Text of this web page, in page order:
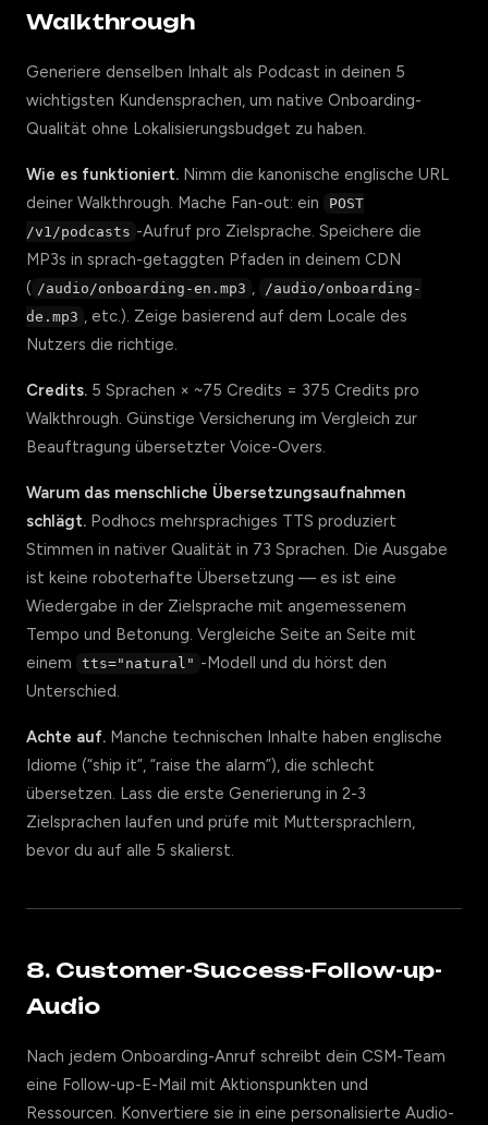
Walkthrough
Generiere denselben Inhalt als Podcast in deinen 5
wichtigsten Kundensprachen, um native Onboarding-
Qualität ohne Lokalisierungsbudget zu haben.
Wie es funktioniert. Nimm die kanonische englische URL
deiner Walkthrough. Mache Fan-out: ein
POST
/v1/podcasts -Aufruf pro Zielsprache. Speichere die
MP3s in sprach-getaggten Pfaden in deinem CDN
( /audio/onboarding-en.mp3 ,
/audio/onboarding-
de.mp3 , etc.). Zeige basierend auf dem Locale des
Nutzers die richtige.
Credits. 5 Sprachen × ~75 Credits = 375 Credits pro
Walkthrough. Günstige Versicherung im Vergleich zur
Beauftragung übersetzter Voice-Overs.
Warum das menschliche Übersetzungsaufnahmen
schlägt. Podhocs mehrsprachiges TTS produziert
Stimmen in nativer Qualität in 73 Sprachen. Die Ausgabe
ist keine roboterhafte Übersetzung — es ist eine
Wiedergabe in der Zielsprache mit angemessenem
Tempo und Betonung. Vergleiche Seite an Seite mit
einem
tts="natural" -Modell und du hörst den
Unterschied.
Achte auf. Manche technischen Inhalte haben englische
Idiome (“ship it”, “raise the alarm”), die schlecht
übersetzen. Lass die erste Generierung in 2-3
Zielsprachen laufen und prüfe mit Muttersprachlern,
bevor du auf alle 5 skalierst.
8. Customer-Success-Follow-up-
Audio
Nach jedem Onboarding-Anruf schreibt dein CSM-Team
eine Follow-up-E-Mail mit Aktionspunkten und
Ressourcen. Konvertiere sie in eine personalisierte Audio-